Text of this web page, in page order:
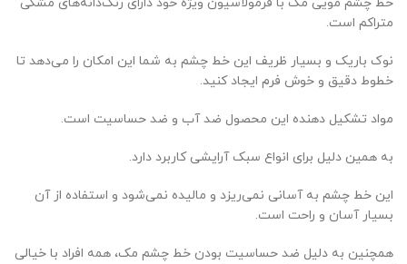
خط چشم مویی مک با فرمولاسیون ویژه خود دارای رنگ‌دانه‌های مشکی
متراکم است.
نوک باریک و بسیار ظریف این خط چشم به شما این امکان را می‌دهد تا
خطوط دقیق و خوش فرم ایجاد کنید.
مواد تشکیل دهنده این محصول ضد آب و ضد حساسیت است.
به همین دلیل برای انواع سبک آرایشی کاربرد دارد.
این خط چشم به آسانی نمی‌ریزد و مالیده نمی‌شود و استفاده از آن
بسیار آسان و راحت است.
همچنین به دلیل ضد حساسیت بودن خط چشم مک، همه افراد با خیالی